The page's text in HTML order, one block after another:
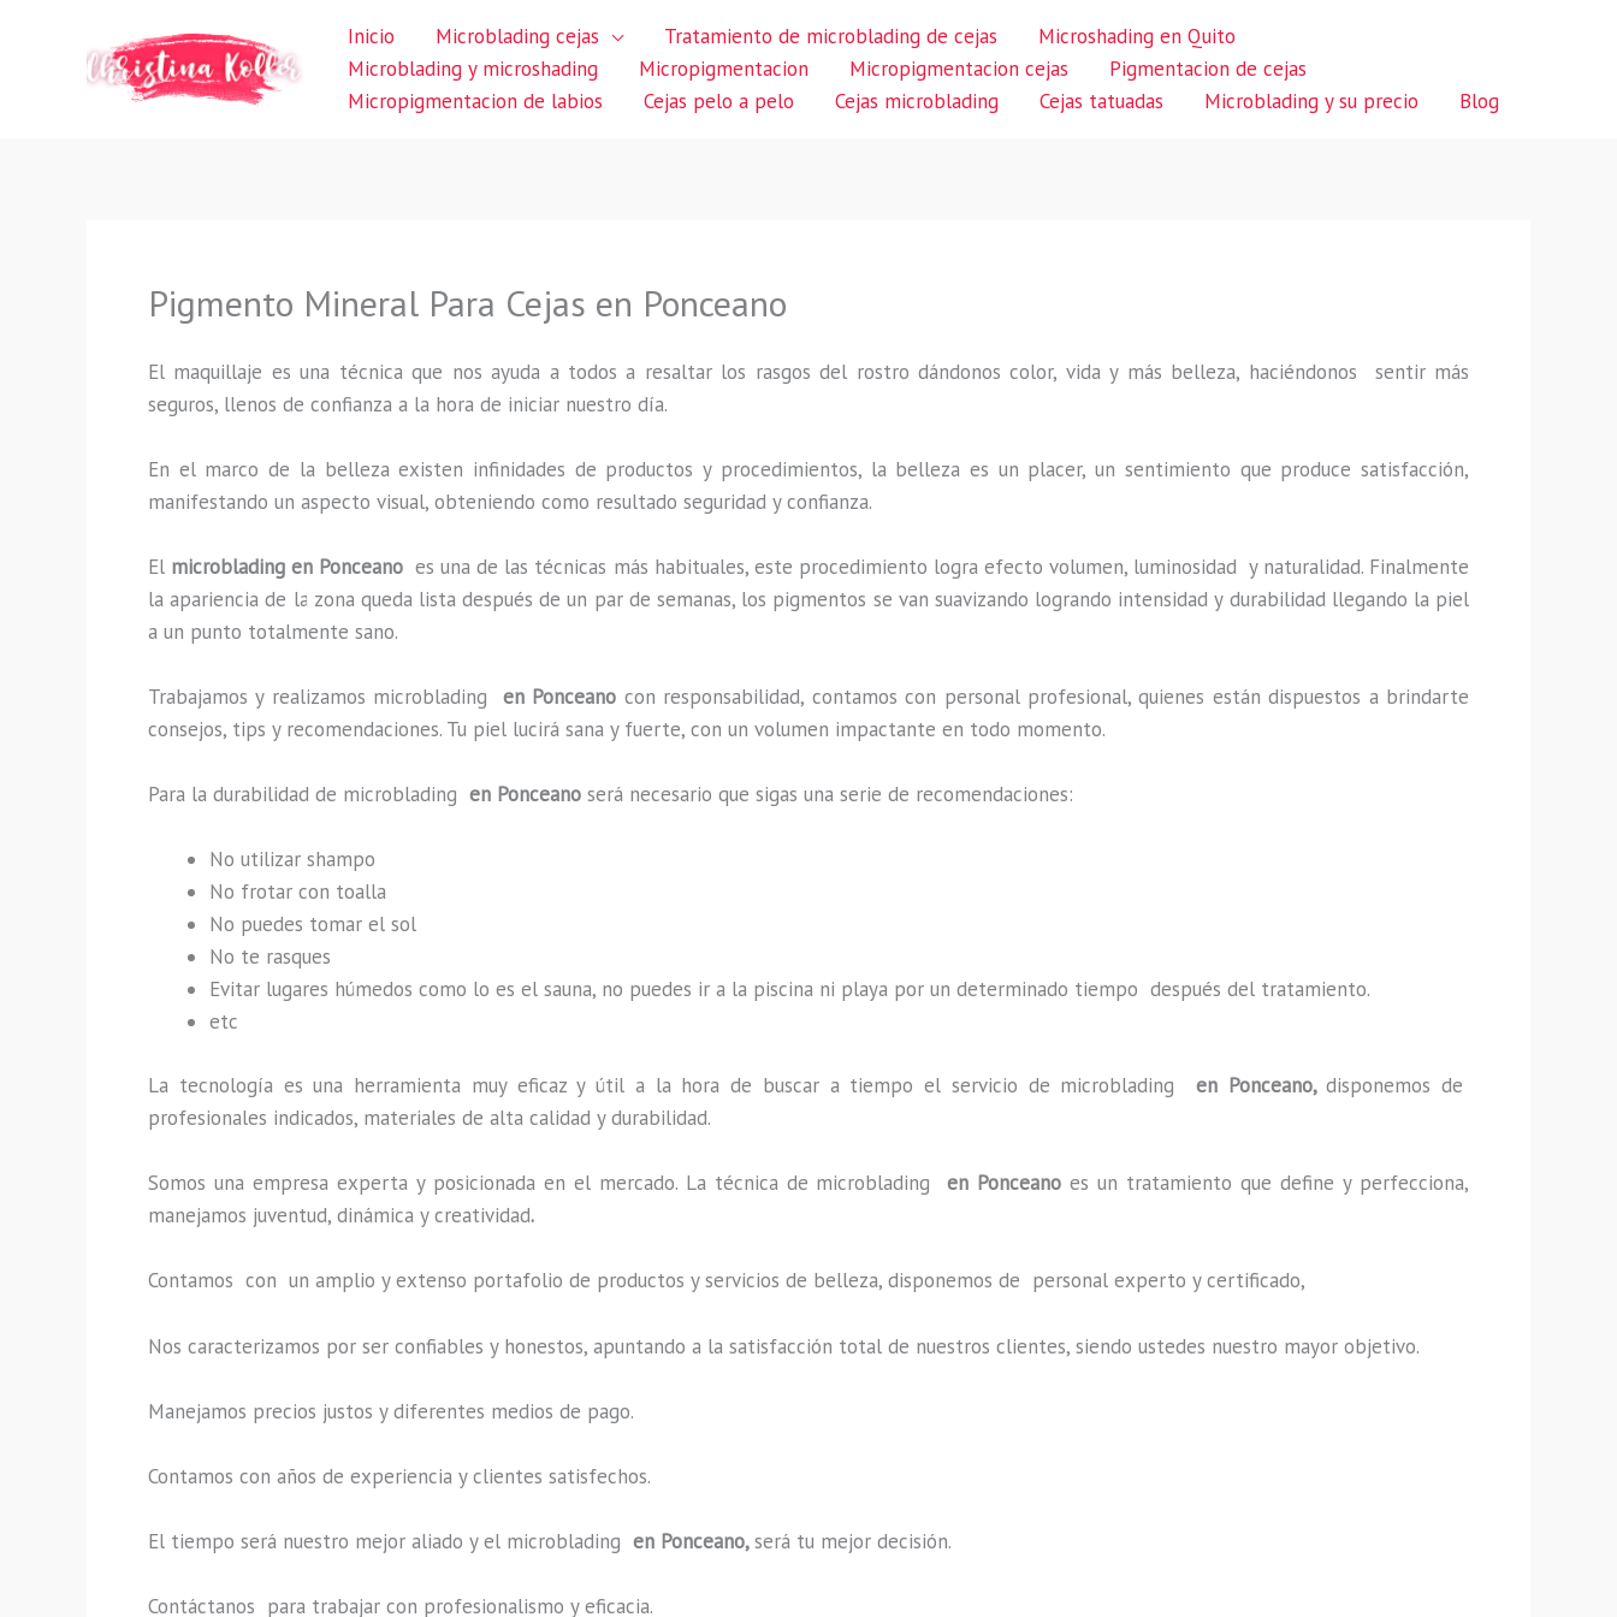
Inicio Microblading cejas Tratamiento de microblading de cejas
Microshading en Quito
Microblading y microshading
Micropigmentacion Micropigmentacion cejas
Pigmentacion de cejas
Micropigmentacion de labios
Cejas pelo a pelo Cejas microblading Cejas tatuadas Microblading y su precio Blog
Pigmento Mineral Para Cejas en Ponceano
El maquillaje es una técnica que nos ayuda a todos a resaltar los rasgos del rostro dándonos color, vida y más belleza, haciéndonos sentir más
seguros, llenos de confianza a la hora de iniciar nuestro día.
En el marco de la belleza existen infinidades de productos y procedimientos, la belleza es un placer, un sentimiento que produce satisfacción,
manifestando un aspecto visual, obteniendo como resultado seguridad y confianza.
El microblading en Ponceanoes una de las técnicas más habituales, este procedimiento logra efecto volumen, luminosidad y naturalidad. Finalmente
la apariencia de la zona queda lista después de un par de semanas, los pigmentos se van suavizando logrando intensidad y durabilidad llegando la piel
a un punto totalmente sano.
Trabajamos y realizamos microblading en Ponceano con responsabilidad, contamos con personal profesional, quienes están dispuestos a brindarte
consejos, tips y recomendaciones. Tu piel lucirá sana y fuerte, con un volumen impactante en todo momento.
Para la durabilidad de microblading en Ponceano será necesario que sigas una serie de recomendaciones:
No utilizar shampo
No frotar con toalla
No puedes tomar el sol
No te rasques
Evitar lugares húmedos como lo es el sauna, no puedes ir a la piscina ni playa por un determinado tiempo después del tratamiento.
etc
La tecnología es una herramienta muy eficaz y útil a la hora de buscar a tiempo el servicio de microblading en Ponceano,disponemos de
profesionales indicados, materiales de alta calidad y durabilidad.
Somos una empresa experta y posicionada en el mercado. La técnica de microblading en Ponceanoes un tratamiento que define y perfecciona,
manejamos juventud, dinámica y creatividad.
Contamos con un amplio y extenso portafolio de productos y servicios de belleza, disponemos de personal experto y certificado,
Nos caracterizamos por ser confiables y honestos, apuntando a la satisfacción total de nuestros clientes, siendo ustedes nuestro mayor objetivo.
Manejamos precios justos y diferentes medios de pago.
Contamos con años de experiencia y clientes satisfechos.
El tiempo será nuestro mejor aliado y el microblading en Ponceano,será tu mejor decisión.
Contáctanos para trabajar con profesionalismo y eficacia.